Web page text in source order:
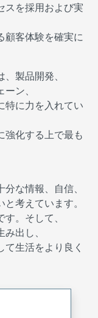
スを採用および実
顧客体験を確実に
製品開発、
ン、
特に力を入れてい
強化する上で最も
な情報、自信、
考えています。
。そして、
出し、
生活をより良く